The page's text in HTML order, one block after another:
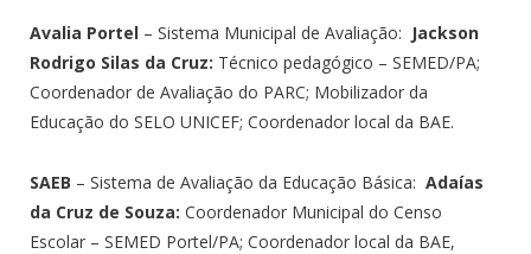
Avalia Portel – Sistema Municipal de Avaliação: Jackson
Rodrigo Silas da Cruz: Técnico pedagógico – SEMED/PA;
Coordenador de Avaliação do PARC; Mobilizador da
Educação do SELO UNICEF; Coordenador local da BAE.
SAEB – Sistema de Avaliação da Educação Básica: Adaías
da Cruz de Souza: Coordenador Municipal do Censo
Escolar – SEMED Portel/PA; Coordenador local da BAE,